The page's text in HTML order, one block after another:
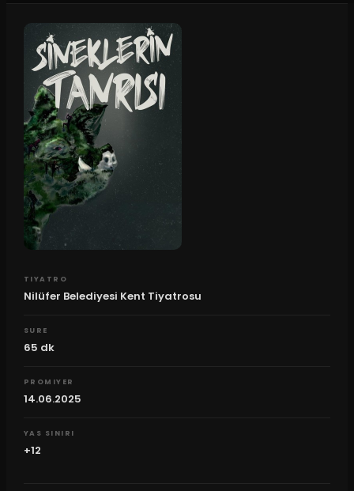
TIYATRO
Nilüfer Belediyesi Kent Tiyatrosu
SURE
65 dk
PROMIYER
14.06.2025
YAS SINIRI
+12